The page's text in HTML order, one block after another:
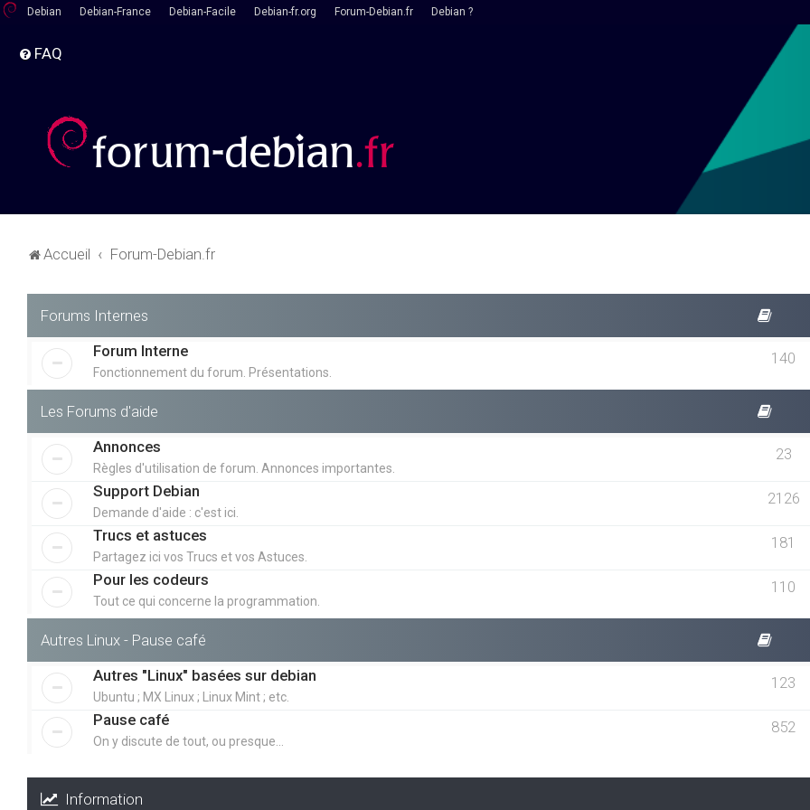
Debian Debian-France Debian-Facile Debian-fr.org Forum-Debian.fr Debian ?
FAQ
Accueil Forum-Debian.fr
Forums Internes
Forum Interne
Fonctionnement du forum. Présentations.
140
Les Forums d'aide
Annonces
Règles d'utilisation de forum. Annonces importantes.
23
Support Debian
Demande d'aide : c'est ici.
2126
Trucs et astuces
Partagez ici vos Trucs et vos Astuces.
181
Pour les codeurs
Tout ce qui concerne la programmation.
110
Autres Linux - Pause café
Autres "Linux" basées sur debian
Ubuntu ; MX Linux ; Linux Mint ; etc.
123
Pause café
On y discute de tout, ou presque...
852
Information